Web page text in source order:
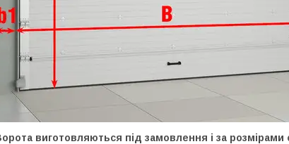
виготовляються під замовлення і за